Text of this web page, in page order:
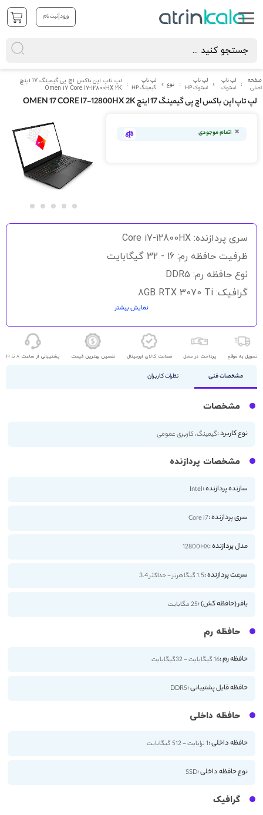
ورود|ثبت نام
صفحه
اصلی
لپ تاپ
استوک
لپ تاپ
استوک HP
نوع
لپ تاپ
گیمینگ HP
لپ تاپ اپن باکس اچ پی گیمینگ 17 اینچ
Omen 17 Core i7-12800HX 2K
لپ تاپ اپن باکس اچ پی گیمینگ 17 اینچ OMEN 17 CORE I7-12800HX 2K
تصاویر
اتمام موجودی
سری پردازنده: Core i7-12800HX
ظرفیت حافظه رم: 16 - 32 گیگابایت
نوع حافظه رم: DDR5
گرافیک: 8GB RTX 3070 Ti
اندازه صفحه نمایش: 17 اینچ
کیفیت تصویر: 2K
نمایش بیشتر
تحویل به موقع پرداخت در محل ضمانت کالای اورجینال تضمین بهترین قیمت پشتیبانی از ساعت 8 تا 19
مشخصات فنی نظرات کاربران
مشخصات
نوع کاربرد :گیمینگ، کاربری عمومی
مشخصات پردازنده
سازنده پردازنده :Intel
سری پردازنده :Core i7
مدل پردازنده :12800HX
سرعت پردازنده :1.5 گیگاهرتز - حداکثر 3.4
بافر (حافظه کش) :25 مگابایت
حافظه رم
حافظه رم :16 گیگابایت - 32گیگابایت
حافظه قابل پشتیبانی :DDR5
حافظه داخلی
حافظه داخلی :1 ترابایت - 512 گیگابایت
نوع حافظه داخلی :SSD
گرافیک